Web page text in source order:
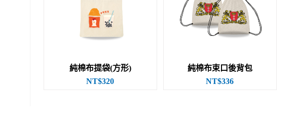
純棉布提袋(方形)
NT$320
純棉布束口後背包
NT$336